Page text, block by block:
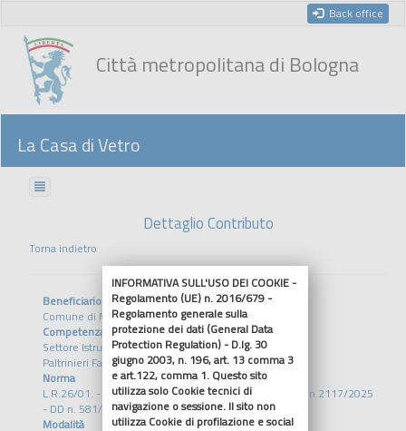
Back office
Città metropolitana di Bologna
La Casa di Vetro
Dettaglio Contributo
Torna indietro
Beneficiario
Comune di Marzabotto
Competenza
Settore Istruzione Sviluppo Sociale
Paltrinieri Fabrizia
Norma
L.R.26/01. - D.A.L. 24/2025 - DGR n.1108/2025 - DGR n.2117/2025
- DD n. 581/2026
Modalità
INFORMATIVA SULL'USO DEI COOKIE -
Regolamento (UE) n. 2016/679 -
Regolamento generale sulla
protezione dei dati (General Data
Protection Regulation) - D.lg. 30
giugno 2003, n. 196, art. 13 comma 3
e art.122, comma 1. Questo sito
utilizza solo Cookie tecnici di
navigazione o sessione. Il sito non
utilizza Cookie di profilazione e social